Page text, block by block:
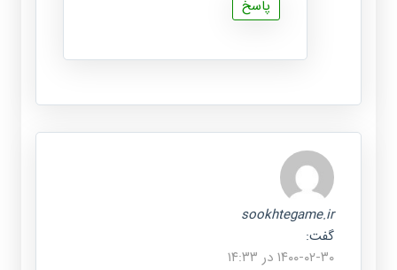
پاسخ
sookhtegame.ir
گفت:
۱۴۰۰-۰۲-۳۰ در ۱۴:۳۳